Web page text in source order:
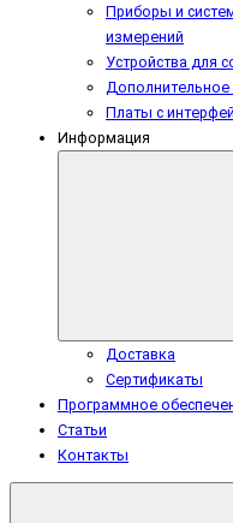
Приборы и
измерений
Устройства для
Платы с
Информация
Доставка
Сертификаты
Программное
Статьи
Контакты